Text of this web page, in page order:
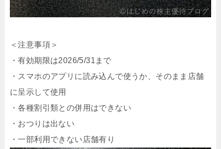
＜注意事項＞
・有効期限は2026/5/31まで
・スマホのアプリに読み込んで使うか、そのまま店舗
に呈示して使用
・各種割引類との併用はできない
・おつりは出ない
・一部利用できない店舗有り